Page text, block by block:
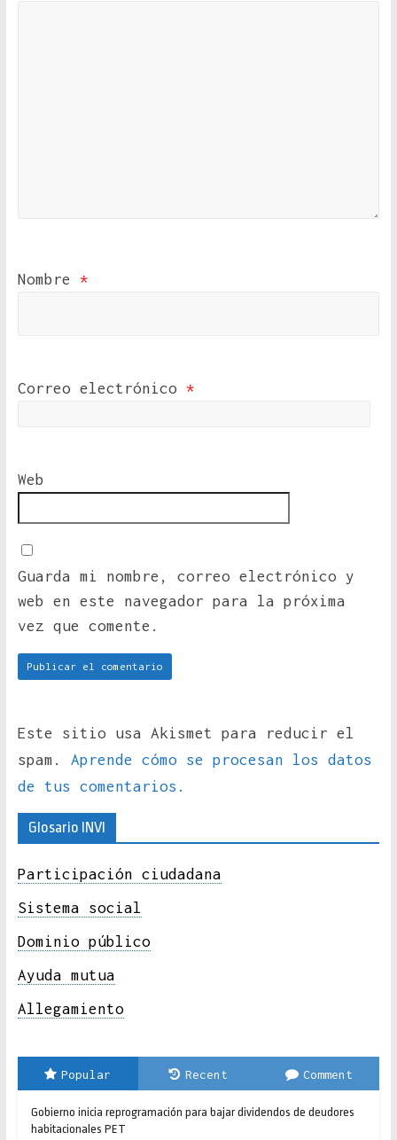
Nombre *
Correo electrónico *
Web
Guarda mi nombre, correo electrónico y
web en este navegador para la próxima
vez que comente.
Este sitio usa Akismet para reducir el
spam. Aprende cómo se procesan los datos
de tus comentarios.
Glosario INVI
Participación ciudadana
Sistema social
Dominio público
Ayuda mutua
Allegamiento
Popular Recent Comment
Gobierno inicia reprogramación para bajar dividendos de deudores
habitacionales PET